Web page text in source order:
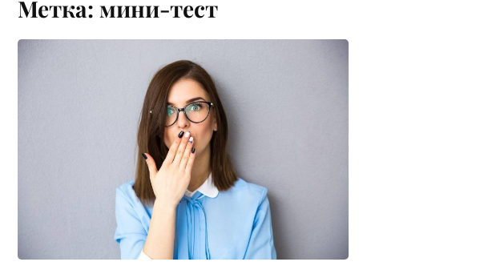
Метка: мини-тест